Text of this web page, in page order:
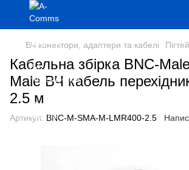
ВЧ конектори, адаптери та кабелі
Кабельна збірка BNC-
Male ВЧ кабель
2.5 м
Артикул: BNC-M-SMA-M-LMR400-2.5